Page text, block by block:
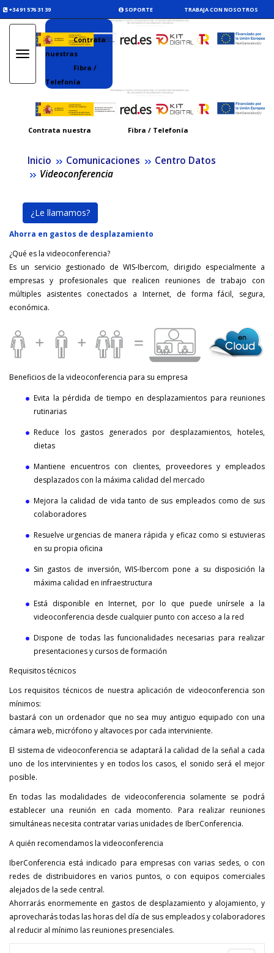
+34 91 576 31 39 SOPORTE TRABAJA CON NOSOTROS
Toggle
Contrata
nuestras
Fibra /
Telefonía
Contrata nuestra Fibra / Telefonía
Inicio Comunicaciones
Centro Datos
Videoconferencia
¿Le llamamos?
Ahorra en gastos de desplazamiento
¿Qué es la videoconferencia?
Es un servicio gestionado de WIS-Ibercom, dirigido especialmente a
empresas y profesionales que realicen reuniones de trabajo con
múltiples asistentes conectados a Internet, de forma fácil, segura,
económica.
Beneficios de la videoconferencia para su empresa
Evita la pérdida de tiempo en desplazamientos para reuniones
rutinarias
Reduce los gastos generados por desplazamientos, hoteles,
dietas
Mantiene encuentros con clientes, proveedores y empleados
desplazados con la máxima calidad del mercado
Mejora la calidad de vida tanto de sus empleados como de sus
colaboradores
Resuelve urgencias de manera rápida y eficaz como si estuvieras
en su propia oficina
Sin gastos de inversión, WIS-Ibercom pone a su disposición la
máxima calidad en infraestructura
Está disponible en Internet, por lo que puede unírsele a la
videoconferencia desde cualquier punto con acceso a la red
Dispone de todas las funcionalidades necesarias para realizar
presentaciones y cursos de formación
Requisitos técnicos
Los requisitos técnicos de nuestra aplicación de videoconferencia son
mínimos:
bastará con un ordenador que no sea muy antiguo equipado con una
cámara web, micrófono y altavoces por cada interviniente.
El sistema de videoconferencia se adaptará la calidad de la señal a cada
uno de los intervinientes y en todos los casos, el sonido será el mejor
posible.
En todas las modalidades de videoconferencia solamente se podrá
establecer una reunión en cada momento. Para realizar reuniones
simultáneas necesita contratar varias unidades de IberConferencia.
A quién recomendamos la videoconferencia
IberConferencia está indicado para empresas con varias sedes, o con
redes de distribuidores en varios puntos, o con equipos comerciales
alejados de la sede central.
Ahorrarás enormemente en gastos de desplazamiento y alojamiento, y
aprovecharás todas las horas del día de sus empleados y colaboradores
al reducir al mínimo las reuniones presenciales.